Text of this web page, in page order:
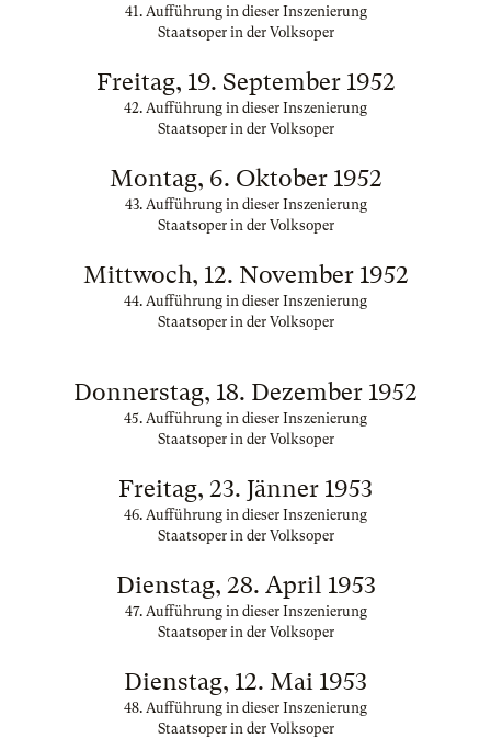
41. Aufführung in dieser Inszenierung
Staatsoper in der Volksoper
Freitag, 19. September 1952
42. Aufführung in dieser Inszenierung
Staatsoper in der Volksoper
Montag, 6. Oktober 1952
43. Aufführung in dieser Inszenierung
Staatsoper in der Volksoper
Mittwoch, 12. November 1952
44. Aufführung in dieser Inszenierung
Staatsoper in der Volksoper
Donnerstag, 18. Dezember 1952
45. Aufführung in dieser Inszenierung
Staatsoper in der Volksoper
Freitag, 23. Jänner 1953
46. Aufführung in dieser Inszenierung
Staatsoper in der Volksoper
Dienstag, 28. April 1953
47. Aufführung in dieser Inszenierung
Staatsoper in der Volksoper
Dienstag, 12. Mai 1953
48. Aufführung in dieser Inszenierung
Staatsoper in der Volksoper